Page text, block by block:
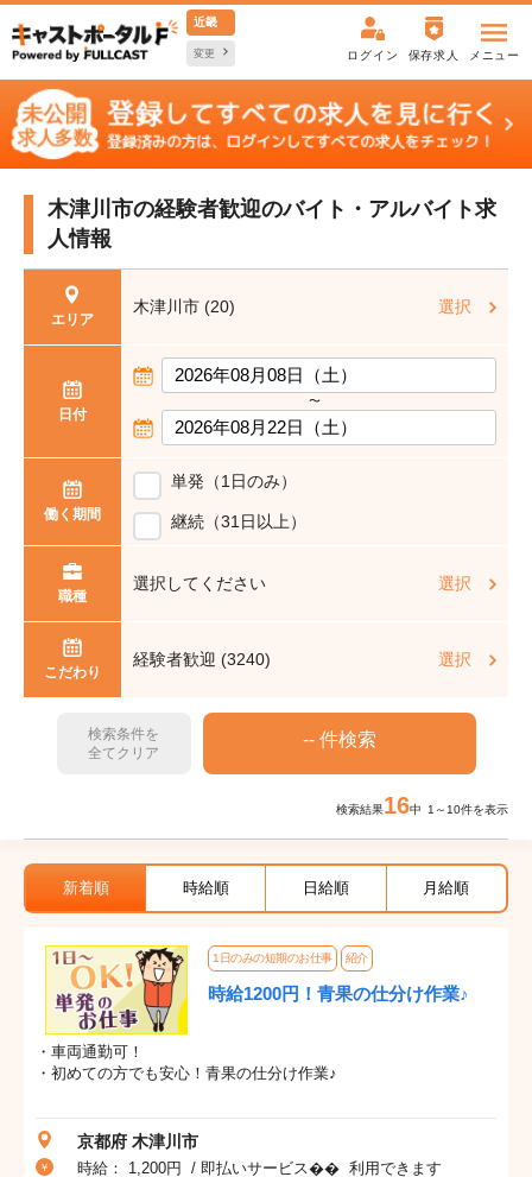
近畿
変更 ログイン 保存求人 メニュー
木津川市の経験者歓迎のバイト・アルバイト求
人情報
エリア
木津川市 (20) 選択
日付
〜
働く期間
単発（1日のみ）
継続（31日以上）
職種
選択してください 選択
こだわり
経験者歓迎 (3240) 選択
検索条件を
全てクリア
検索結果16中 1～10件を表示
新着順 時給順 日給順 月給順
1日のみの短期のお仕事 紹介
時給1200円！青果の仕分け作業♪
・車両通勤可！
・初めての方でも安心！青果の仕分け作業♪
京都府 木津川市
時給： 1,200円 / 即払いサービス�� 利用できます